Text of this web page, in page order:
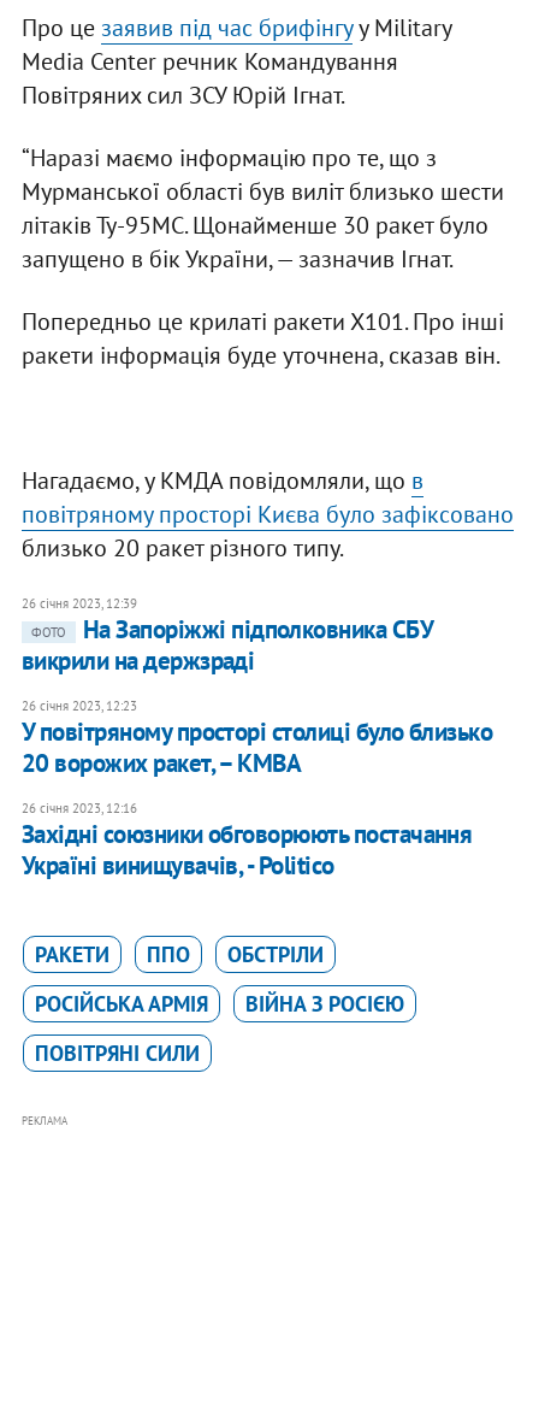
Про це заявив під час брифінгуу Military
Media Center речник Командування
Повітряних сил ЗСУ Юрій Ігнат.
“Наразі маємо інформацію про те, що з
Мурманської області був виліт близько шести
літаків Ту-95МС. Щонайменше 30 ракет було
запущено в бік України, — зазначив Ігнат.
Попередньо це крилаті ракети Х101. Про інші
ракети інформація буде уточнена, сказав він.
Нагадаємо, у КМДА повідомляли, що в
повітряному просторі Києва було зафіксовано
близько 20 ракет різного типу.
26 січня 2023, 12:39
ФОТО
На Запоріжжі підполковника СБУ
викрили на держзраді
26 січня 2023, 12:23
У повітряному просторі столиці було близько
20 ворожих ракет, – КМВА
26 січня 2023, 12:16
Західні союзники обговорюють постачання
Україні винищувачів, - Politico
РАКЕТИ ППО
ОБСТРІЛИ
РОСІЙСЬКА АРМІЯ
ВІЙНА З РОСІЄЮ
ПОВІТРЯНІ СИЛИ
РЕКЛАМА